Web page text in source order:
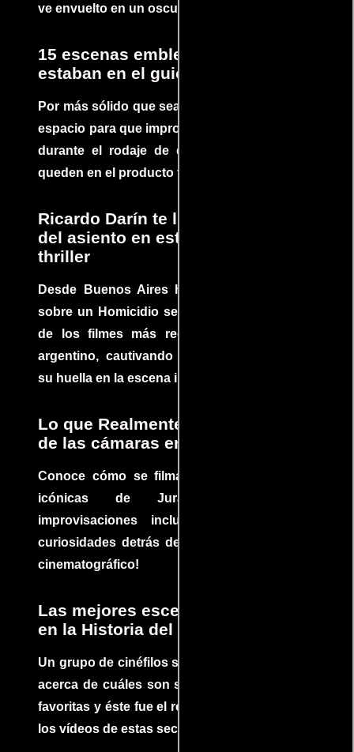
ve envuelto en un oscuro mundo de crimen
15 escenas emblemáticas que no
estaban en el guion
Por más sólido que sea un guión siempre hay
espacio para que improvisaciones que se dan
durante el rodaje de determinadas escenas
queden en el producto final.
Ricardo Darín te llevará al borde
del asiento en este increíble
thriller
Desde Buenos Aires hasta el mundo, Tesis
sobre un Homicidio se ha convertido en uno
de los filmes más recomendados del cine
argentino, cautivando audiencias y dejando
su huella en la escena internacional.
Lo que Realmente Sucedió detrás
de las cámaras en Jurassic Park
Conoce cómo se filmaron algunas escenas
icónicas de Jurassic Park, con
improvisaciones incluidas. ¡Descubre las
curiosidades detrás del rodaje de un clásico
cinematográfico!
Las mejores escenas de acción
en la Historia del cine
Un grupo de cinéfilos se juntaron para debatir
acerca de cuáles son sus escenas de acción
favoritas y éste fue el resultado. No te pierdas
los vídeos de estas secuencias inolvidables.